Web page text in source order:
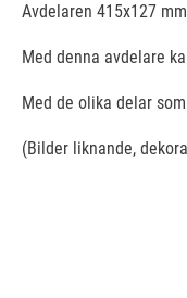
Avdelaren 415x127
Med denna avdelare
Med de olika delar
(Bilder liknande,